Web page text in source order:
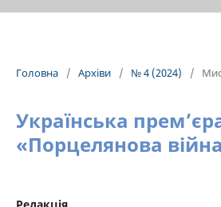
Головна / Архіви / № 4 (2024) /
Українська
«Порцелянова